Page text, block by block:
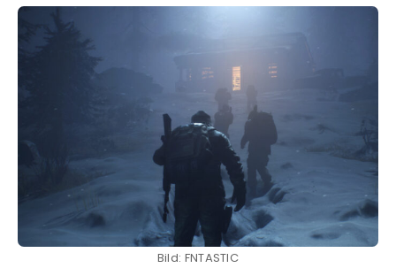
Bild: FNTASTIC